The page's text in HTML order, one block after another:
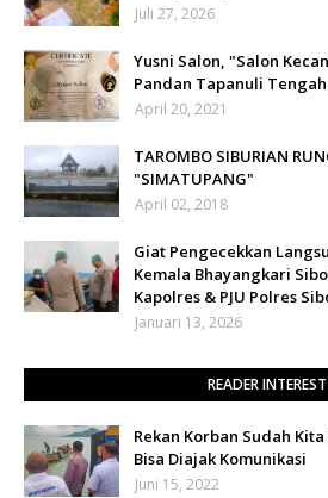
Juli 27, 2026
Yusni Salon, "Salon
Pandan Tapanuli Tengah
April 20, 2021
TAROMBO SIBURIAN
"SIMATUPANG"
April 02, 2018
Giat Pengecekkan
Kemala Bhayangkari
Kapolres & PJU Polres
Januari 13, 2026
READER INTEREST
Rekan Korban Sudah
Bisa Diajak Komunikasi
Juni 15, 2022